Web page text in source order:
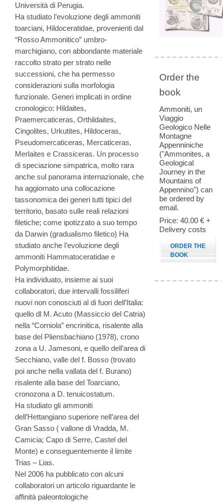
Università di Perugia.
Ha studiato l’evoluzione degli ammoniti
toarciani, Hildoceratidae, provenienti dal
“Rosso Ammonitico” umbro-
marchigiano, con abbondante materiale
raccolto strato per strato nelle
successioni, che ha permesso
considerazioni sulla morfologia
funzionale. Generi implicati in ordine
cronologico: Hildaites,
Praemercaticeras, Orthildaites,
Cingolites, Urkutites, Hildoceras,
Pseudomercaticeras, Mercaticeras,
Merlaites e Crassiceras. Un processo
di speciazione simpatrica, molto rara
anche sul panorama internazionale, che
ha aggiornato una collocazione
tassonomica dei generi tutti tipici del
territorio, basato sulle reali relazioni
filetiche; come ipotizzato a suo tempo
da Darwin (gradualismo filetico) Ha
studiato anche l’evoluzione degli
ammoniti Hammatoceratidae e
Polymorphitidae.
Ha individuato, insieme ai suoi
collaboratori, due intervalli fossiliferi
nuovi non conosciuti al di fuori dell’Italia:
quello dl M. Acuto (Massiccio del Catria)
nella “Corniola” encrinitica, risalente alla
base del Pliensbachiano (1978), crono
zona a U. Jamesoni, e quello dell’area di
Secchiano, valle del f. Bosso (trovato
poi anche nella vallata del f. Burano)
risalente alla base del Toarciano,
cronozona a D. tenuicostatum.
Ha studiato gli ammoniti
dell’Hettangiano superiore nell’area del
Gran Sasso ( vallone di Vradda, M.
Camicia; Capo di Serre, Castel del
Monte) e conseguentemente il limite
Trias – Lias.
Nel 2006 ha pubblicato con alcuni
collaboratori un articolo riguardante le
affinità paleontologiche
Order the
book
Ammoniti, un
Viaggio
Geologico Nelle
Montagne
Appenniniche
("Ammonites, a
Geological
Journey in the
Mountains of
Appennino") can
be ordered by
email.
Price: 40.00 € +
Delivery costs
ORDER THE
BOOK